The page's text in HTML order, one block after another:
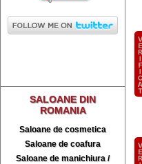
SALOANE DIN
ROMANIA
Saloane de cosmetica
Saloane de coafura
Saloane de manichiura /